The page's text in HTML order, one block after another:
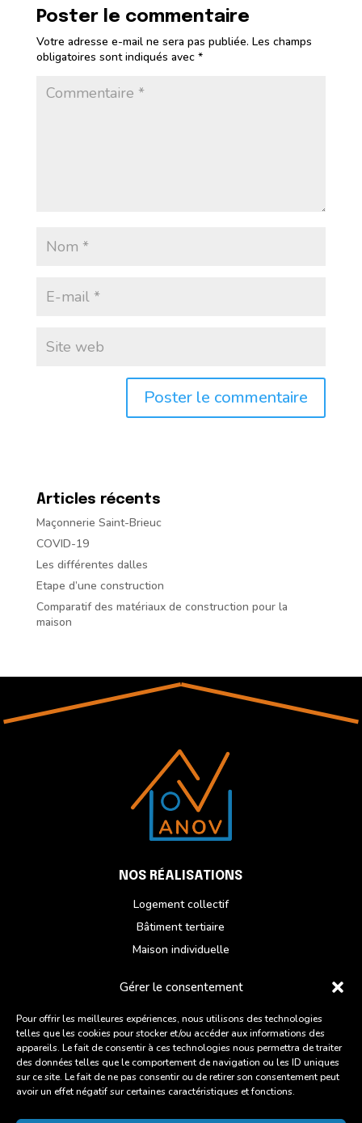
Gérer le consentement
Pour offrir les meilleures expériences, nous utilisons des technologies
telles que les cookies pour stocker et/ou accéder aux informations des
appareils. Le fait de consentir à ces technologies nous permettra de traiter
des données telles que le comportement de navigation ou les ID uniques
sur ce site. Le fait de ne pas consentir ou de retirer son consentement peut
avoir un effet négatif sur certaines caractéristiques et fonctions.
Poster le commentaire
Votre adresse e-mail ne sera pas publiée. Les champs
obligatoires sont indiqués avec *
Articles récents
Maçonnerie Saint-Brieuc
COVID-19
Les différentes dalles
Etape d’une construction
Comparatif des matériaux de construction pour la
maison
NOS RÉALISATIONS
Logement collectif
Bâtiment tertiaire
Maison individuelle
Du lundi au vendredi
ZI des Chatelets, 6 Rue des Artisans,
22960 Plédran